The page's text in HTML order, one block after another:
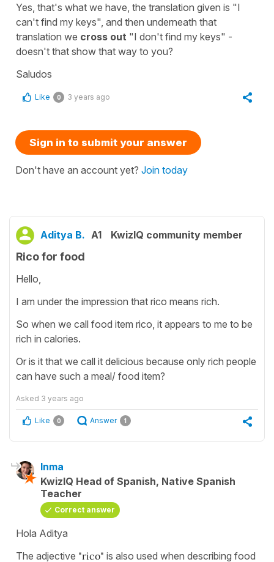
Yes, that's what we have, the translation given is "I
can't find my keys", and then underneath that
translation we cross out "I don't find my keys" -
doesn't that show that way to you?
Saludos
Like 0 3 years ago
Sign in to submit your answer
Don't have an account yet? Join today
Aditya B. A1 KwizIQ community member
Rico for food
Hello,
I am under the impression that rico means rich.
So when we call food item rico, it appears to me to be
rich in calories.
Or is it that we call it delicious because only rich people
can have such a meal/ food item?
Asked 3 years ago
Like 0 Answer 1
Inma
KwizIQ Head of Spanish, Native Spanish
Teacher
Correct answer
Hola Aditya
The adjective "rico" is also used when describing food